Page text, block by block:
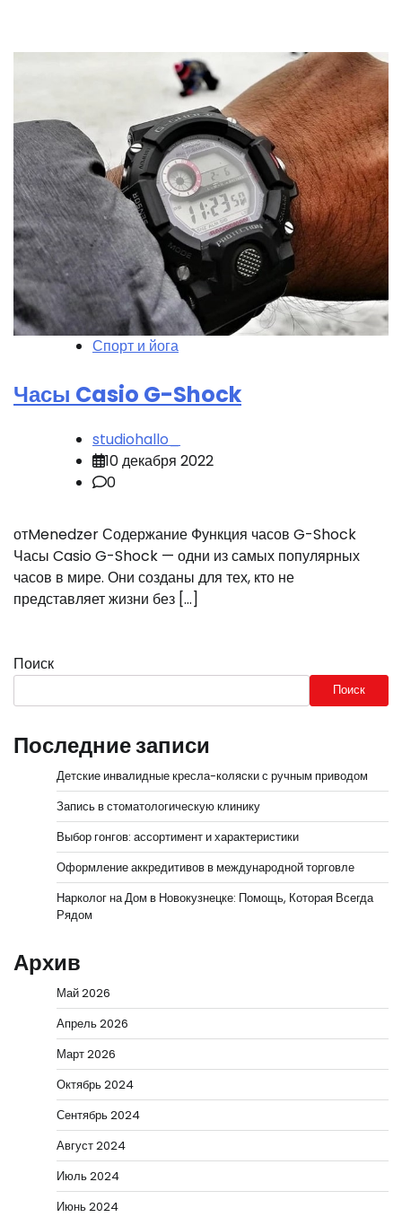
Спорт и йога
Часы Casio G-Shock
studiohallo_
10 декабря 2022
0
отMenedzer Содержание Функция часов G-Shock
Часы Casio G-Shock — одни из самых популярных
часов в мире. Они созданы для тех, кто не
представляет жизни без […]
Поиск
Поиск
Последние записи
Детские инвалидные кресла-коляски с ручным приводом
Запись в стоматологическую клинику
Выбор гонгов: ассортимент и характеристики
Оформление аккредитивов в международной торговле
Нарколог на Дом в Новокузнецке: Помощь, Которая Всегда
Рядом
Архив
Май 2026
Апрель 2026
Март 2026
Октябрь 2024
Сентябрь 2024
Август 2024
Июль 2024
Июнь 2024